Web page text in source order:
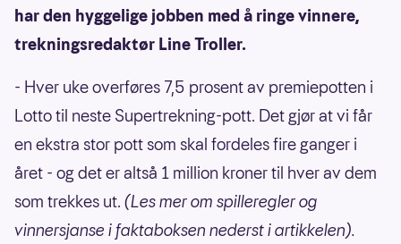
har den hyggelige jobben med å ringe vinnere,
trekningsredaktør Line Troller.
- Hver uke overføres 7,5 prosent av premiepotten i
Lotto til neste Supertrekning-pott. Det gjør at vi får
en ekstra stor pott som skal fordeles fire ganger i
året - og det er altså 1 million kroner til hver av dem
som trekkes ut. (Les mer om spilleregler og
vinnersjanse i faktaboksen nederst i artikkelen).